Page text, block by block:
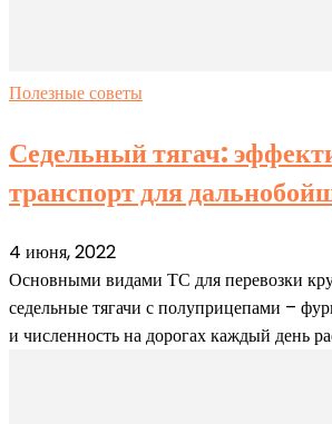
Полезные советы
Седельный тягач:
транспорт для
4 июня, 2022
Основными видами ТС для перевозки
седельные тягачи с полуприцепами –
и численность на дорогах каждый день